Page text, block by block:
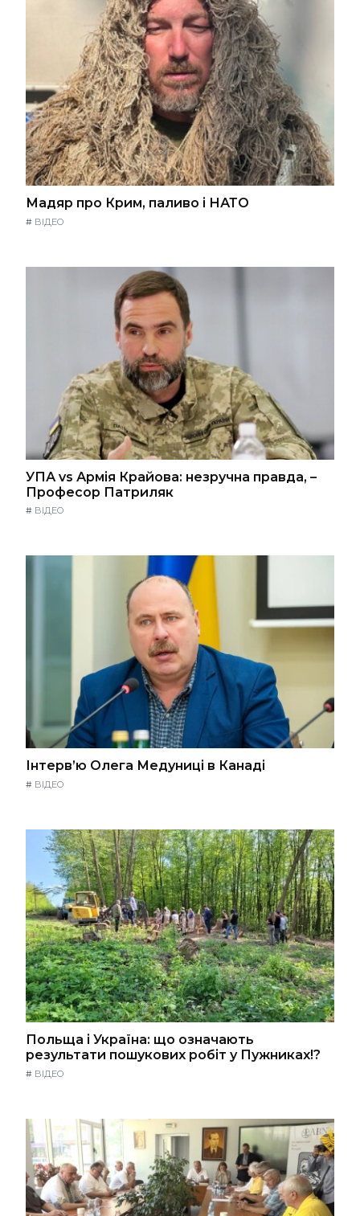
Мадяр про Крим, паливо і НАТО
# ВІДЕО
УПА vs Армія Крайова: незручна правда, –
Професор Патриляк
# ВІДЕО
Інтерв’ю Олега Медуниці в Канаді
# ВІДЕО
Польща і Україна: що означають
результати пошукових робіт у Пужниках!?
# ВІДЕО